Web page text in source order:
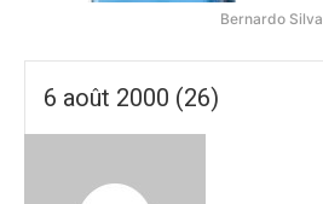
Bernardo Silva
6 août 2000 (26)